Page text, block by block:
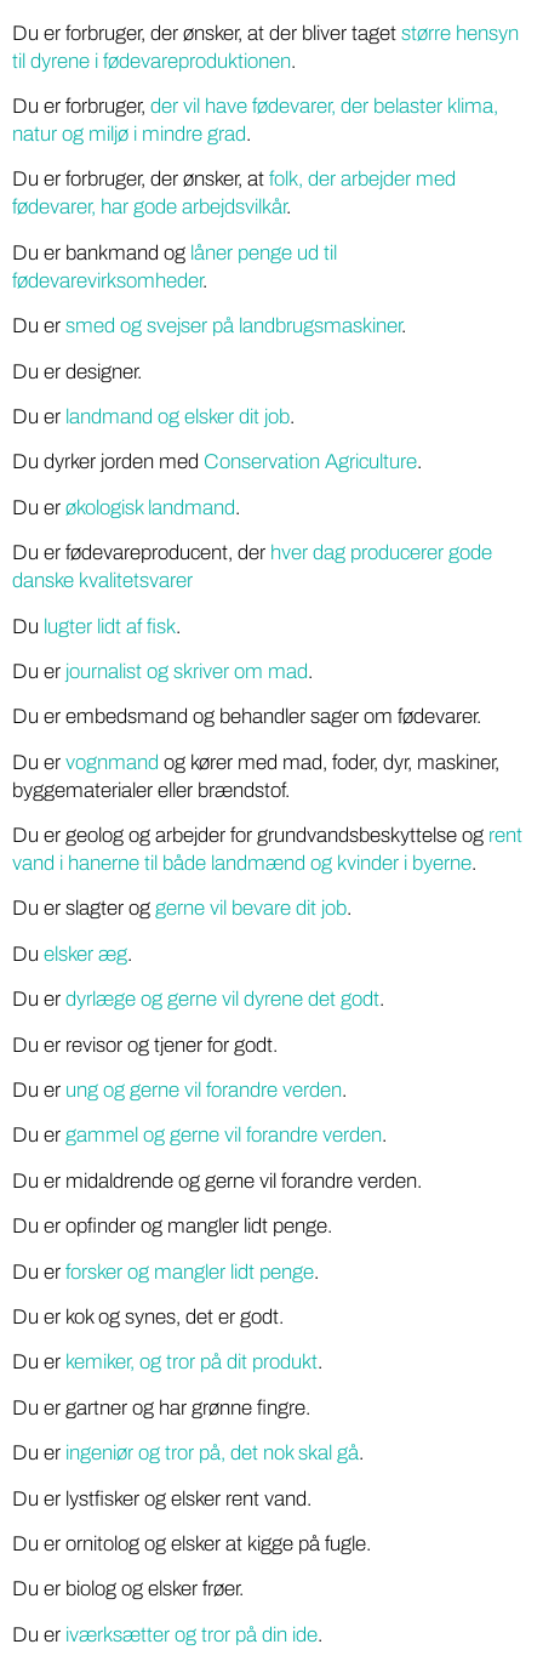
Du er forbruger, der ønsker, at der bliver taget større hensyn
til dyrene i fødevareproduktionen.
Du er forbruger, der vil have fødevarer, der belaster klima,
natur og miljø i mindre grad.
Du er forbruger, der ønsker, at folk, der arbejder med
fødevarer, har gode arbejdsvilkår.
Du er bankmand og låner penge ud til
fødevarevirksomheder.
Du er smed og svejser på landbrugsmaskiner.
Du er designer.
Du er landmand og elsker dit job.
Du dyrker jorden med Conservation Agriculture.
Du er økologisk landmand.
Du er fødevareproducent, der hver dag producerer gode
danske kvalitetsvarer
Du lugter lidt af fisk.
Du er journalist og skriver om mad.
Du er embedsmand og behandler sager om fødevarer.
Du er vognmand og kører med mad, foder, dyr, maskiner,
byggematerialer eller brændstof.
Du er geolog og arbejder for grundvandsbeskyttelse og rent
vand i hanerne til både landmænd og kvinder i byerne.
Du er slagter og gerne vil bevare dit job.
Du elsker æg.
Du er dyrlæge og gerne vil dyrene det godt.
Du er revisor og tjener for godt.
Du er ung og gerne vil forandre verden.
Du er gammel og gerne vil forandre verden.
Du er midaldrende og gerne vil forandre verden.
Du er opfinder og mangler lidt penge.
Du er forsker og mangler lidt penge.
Du er kok og synes, det er godt.
Du er kemiker, og tror på dit produkt.
Du er gartner og har grønne fingre.
Du er ingeniør og tror på, det nok skal gå.
Du er lystfisker og elsker rent vand.
Du er ornitolog og elsker at kigge på fugle.
Du er biolog og elsker frøer.
Du er iværksætter og tror på din ide.